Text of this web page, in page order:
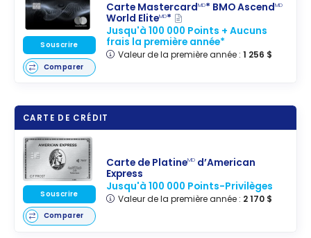
Carte MastercardMD* BMO AscendMD
World EliteMD*
Jusqu'à 100 000 Points + Aucuns
frais la première année*
Valeur de la première année : 1 256 $
Souscrire
Comparer
CARTE DE CRÉDIT
Carte de PlatineMD d’American
Express
Jusqu'à 100 000 Points-Privilèges
Valeur de la première année : 2 170 $
Souscrire
Comparer